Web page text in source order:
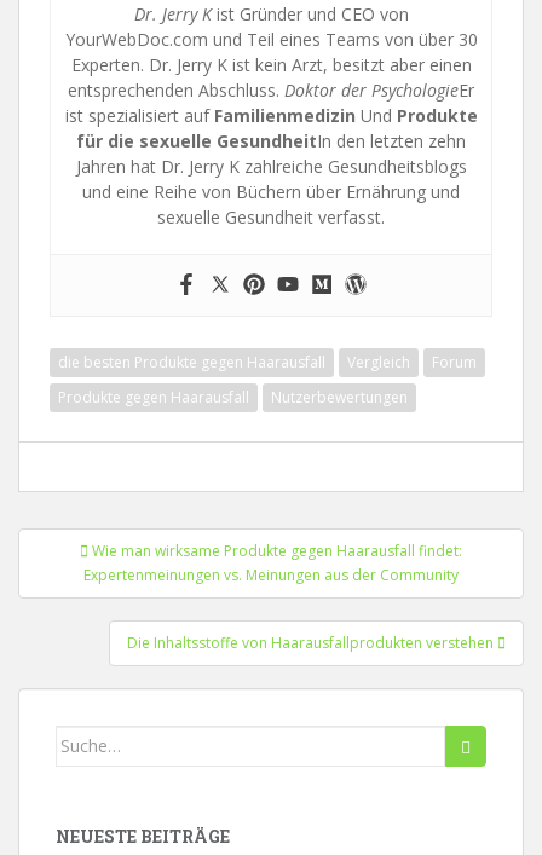
Dr. Jerry Kist Gründer und CEO von
YourWebDoc.com und Teil eines Teams von über 30
Experten. Dr. Jerry K ist kein Arzt, besitzt aber einen
entsprechenden Abschluss. Doktor der PsychologieEr
ist spezialisiert auf Familienmedizin Und Produkte
für die sexuelle GesundheitIn den letzten zehn
Jahren hat Dr. Jerry K zahlreiche Gesundheitsblogs
und eine Reihe von Büchern über Ernährung und
sexuelle Gesundheit verfasst.
die besten Produkte gegen Haarausfall Vergleich
Forum
Produkte gegen Haarausfall
Nutzerbewertungen
Beitragsnavigation
Wie man wirksame Produkte gegen Haarausfall findet:
Expertenmeinungen vs. Meinungen aus der Community
Die Inhaltsstoffe von Haarausfallprodukten verstehen
Suchen
NEUESTE BEITRÄGE